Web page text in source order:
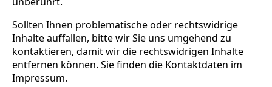
Sollten Ihnen problematische oder rechtswidrige
Inhalte auffallen, bitte wir Sie uns umgehend zu
kontaktieren, damit wir die rechtswidrigen Inhalte
entfernen können. Sie finden die Kontaktdaten im
Impressum.